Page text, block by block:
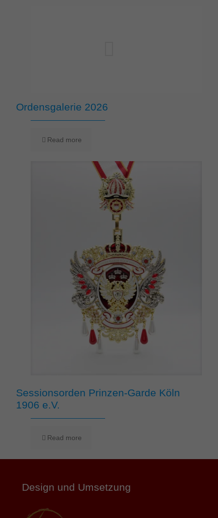
Ordensgalerie 2026
Read more
Sessionsorden Prinzen-Garde Köln
1906 e.V.
Read more
Design und Umsetzung